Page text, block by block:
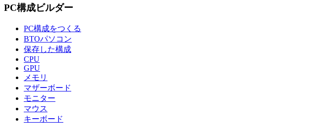
PC構成ビルダー
PC構成をつくる
BTOパソコン
保存した構成
CPU
GPU
メモリ
マザーボード
モニター
マウス
キーボード